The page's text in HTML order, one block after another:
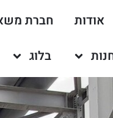
אודות חברת
בלוג